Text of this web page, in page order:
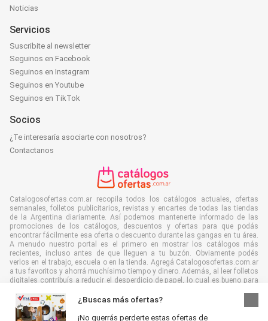
¿Buscas más ofertas?
¡No querrás perderte estas ofertas de
Noticias
Servicios
Suscribite al newsletter
Seguinos en Facebook
Seguinos en Instagram
Seguinos en Youtube
Seguinos en TikTok
Socios
¿Te interesaría asociarte con nosotros?
Contactanos
Catalogosofertas.com.ar recopila todos los catálogos actuales, ofertas
semanales, folletos publicitarios, revistas y encartes de todas las tiendas
de la Argentina diariamente. Así podemos mantenerte informado de las
promociones de los catálogos, descuentos y ofertas para que podás
encontrar fácilmente esa oferta o descuento durante las gangas en tu área.
A menudo nuestro portal es el primero en mostrar los catálogos más
recientes, incluso antes de que lleguen a tu buzón. Obviamente podés
verlos en el trabajo, escuela o en la tienda. Agregá Catalogosofertas.com.ar
a tus favoritos y ahorrá muchísimo tiempo y dinero. Además, al leer folletos
digitales contribuís a reducir el desperdicio de papel, lo cual es bueno para